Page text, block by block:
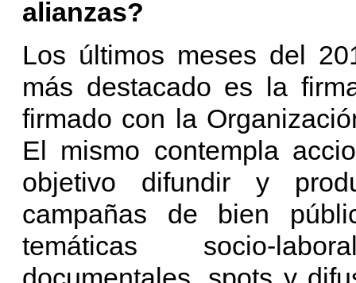
alianzas?
Los últimos meses del
más destacado es la
firmado con la
El mismo contempla
objetivo difundir y
campañas de bien
temáticas socio-